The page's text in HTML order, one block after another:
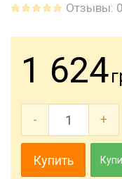
Отзывы: 0
1 624
- +
Купить